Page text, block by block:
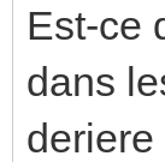
Est-ce
dans